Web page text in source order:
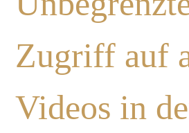
Zugriff auf
Videos in